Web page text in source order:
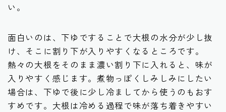
い。
面白いのは、下ゆですることで大根の水分が少し抜
け、そこに割り下が入りやすくなるところです。
熱々の大根をそのまま濃い割り下に入れると、味が
入りやすく感じます。煮物っぽくしみしみにしたい
場合は、下ゆで後に少し冷ましてから使うのもおす
すめです。大根は冷める過程で味が落ち着きやすい